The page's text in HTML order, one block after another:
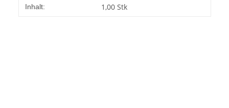
Produkteigenschaft
Wert
Inhalt: 1,00 Stk